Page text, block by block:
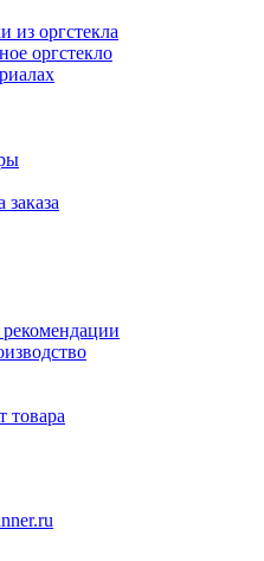
из оргстекла
оргстекло
товара